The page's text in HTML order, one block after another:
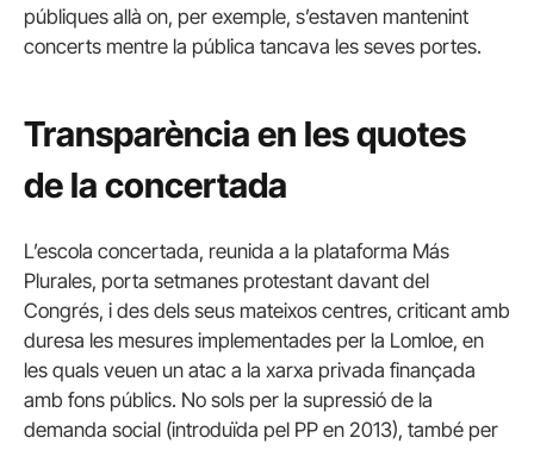
públiques allà on, per exemple, s’estaven mantenint
concerts mentre la pública tancava les seves portes.
Transparència en les quotes
de la concertada
L’escola concertada, reunida a la plataforma Más
Plurales, porta setmanes protestant davant del
Congrés, i des dels seus mateixos centres, criticant amb
duresa les mesures implementades per la Lomloe, en
les quals veuen un atac a la xarxa privada finançada
amb fons públics. No sols per la supressió de la
demanda social (introduïda pel PP en 2013), també per